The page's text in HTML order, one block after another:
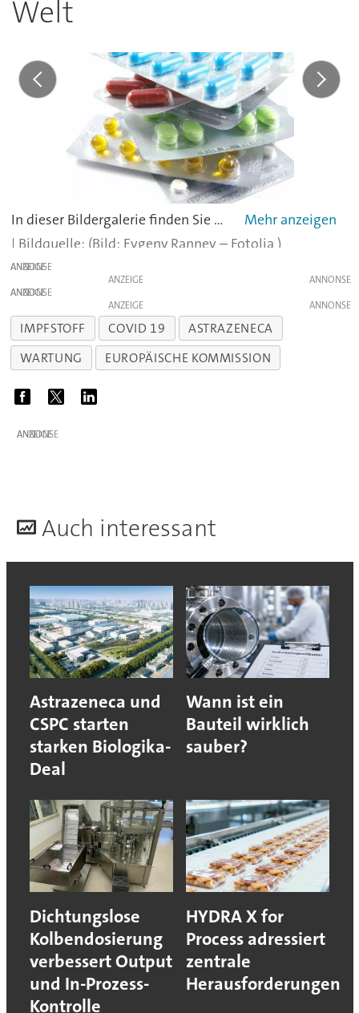
Welt
In dieser Bildergalerie finden Sie eine Liste der weltweit größten Pharmahersteller nach Umsatz 2019. Für die Platzierungen wurde jeweils der Umsatz des gesamten Unternehmens berücksichtigt.Quelle: Handelsblatt;
(Bild: Evgeny Rannev – Fotolia )
ANZEIGE
ANZEIGE
ANZEIGE
ANZEIGE
IMPFSTOFF COVID 19
ASTRAZENECA
WARTUNG
EUROPÄISCHE KOMMISSION
ANZEIGE
Auch interessant
Astrazeneca und
CSPC starten
starken Biologika-
Deal
Wann ist ein
Bauteil wirklich
sauber?
Dichtungslose
Kolbendosierung
verbessert Output
und In-Prozess-
Kontrolle
HYDRA X for
Process adressiert
zentrale
Herausforderungen